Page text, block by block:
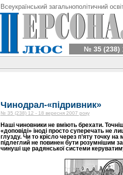
Всеукраїнський загальнополітичний
№ 35 (238)
Чинодрал-«підривник»
№ 35 (238) 12 - 18 вересня 2007 року
Наші чиновники не вміють брехати.
«доповіді» іноді просто суперечать не
глузду. Чи то крісло через п’яту точку
підлеглий не повинен бути розумнішим
чинуші ще радянської системи